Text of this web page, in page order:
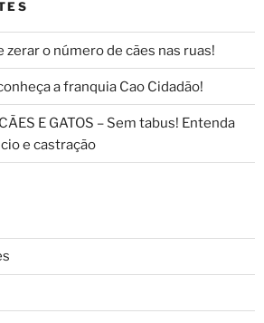
zerar o número de cães nas ruas!
a franquia Cao Cidadão!
E GATOS – Sem tabus! Entenda
e castração